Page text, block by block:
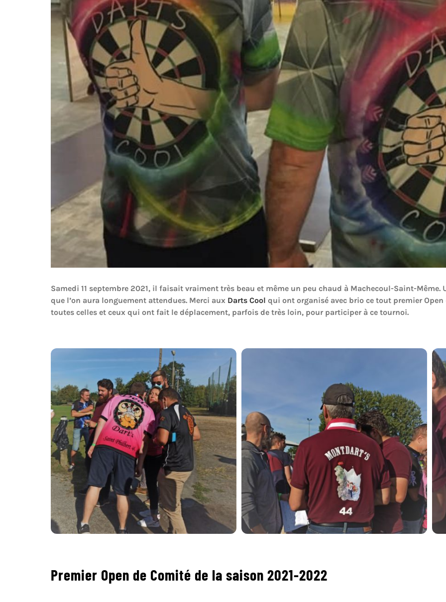
Samedi 11 septembre 2021, il faisait vraiment très beau et même un peu chaud à Machecoul-Saint-
que l’on aura longuement attendues. Merci aux Darts Cool qui ont organisé avec brio ce tout premier
toutes celles et ceux qui ont fait le déplacement, parfois de très loin, pour participer à ce tournoi.
Premier Open de Comité de la saison 2021-2022